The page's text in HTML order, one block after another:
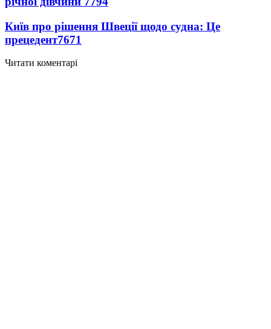
Київ про рішення Швеції щодо судна: Це
прецедент7671
Читати коментарі